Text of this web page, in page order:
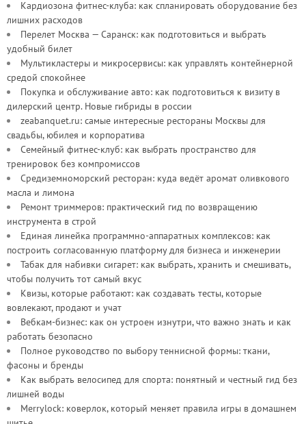
Кардиозона фитнес-клуба: как спланировать оборудование без
лишних расходов
Перелет Москва — Саранск: как подготовиться и выбрать
удобный билет
Мультикластеры и микросервисы: как управлять контейнерной
средой спокойнее
Покупка и обслуживание авто: как подготовиться к визиту в
дилерский центр. Новые гибриды в россии
zeabanquet.ru: самые интересные рестораны Москвы для
свадьбы, юбилея и корпоратива
Семейный фитнес-клуб: как выбрать пространство для
тренировок без компромиссов
Средиземноморский ресторан: куда ведёт аромат оливкового
масла и лимона
Ремонт триммеров: практический гид по возвращению
инструмента в строй
Единая линейка программно-аппаратных комплексов: как
построить согласованную платформу для бизнеса и инженерии
Табак для набивки сигарет: как выбрать, хранить и смешивать,
чтобы получить тот самый вкус
Квизы, которые работают: как создавать тесты, которые
вовлекают, продают и учат
Вебкам-бизнес: как он устроен изнутри, что важно знать и как
работать безопасно
Полное руководство по выбору теннисной формы: ткани,
фасоны и бренды
Как выбрать велосипед для спорта: понятный и честный гид без
лишней воды
Merrylock: коверлок, который меняет правила игры в домашнем